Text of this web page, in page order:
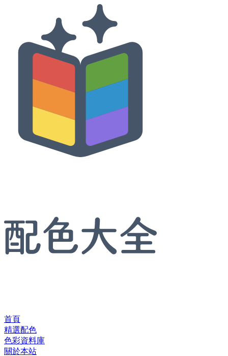
首頁
精選配色
色彩資料庫
關於本站